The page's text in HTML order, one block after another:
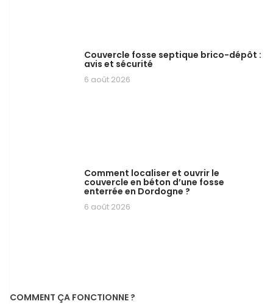
Couvercle fosse septique brico-dépôt :
avis et sécurité
6 août 2026
Comment localiser et ouvrir le
couvercle en béton d’une fosse
enterrée en Dordogne ?
6 août 2026
COMMENT ÇA FONCTIONNE ?